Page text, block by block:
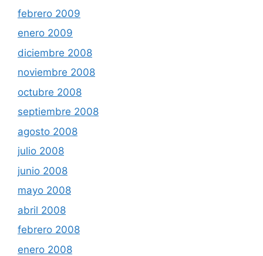
febrero 2009
enero 2009
diciembre 2008
noviembre 2008
octubre 2008
septiembre 2008
agosto 2008
julio 2008
junio 2008
mayo 2008
abril 2008
febrero 2008
enero 2008